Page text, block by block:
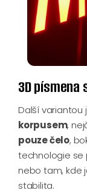
3D
Další variantou
korpusem,
pouze čelo,
technologie se
nebo tam, kde
stabilita.